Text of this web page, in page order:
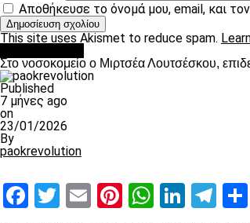
Αποθήκευσε το όνομά μου, email, και
This site uses Akismet to reduce spam.
Στο νοσοκομείο ο Μιρτσέα Λουτσέσκου,
Published
7 μήνες ago
on
23/01/2026
By
paokrevolution
Facebook
Twitter
EmailPinterest